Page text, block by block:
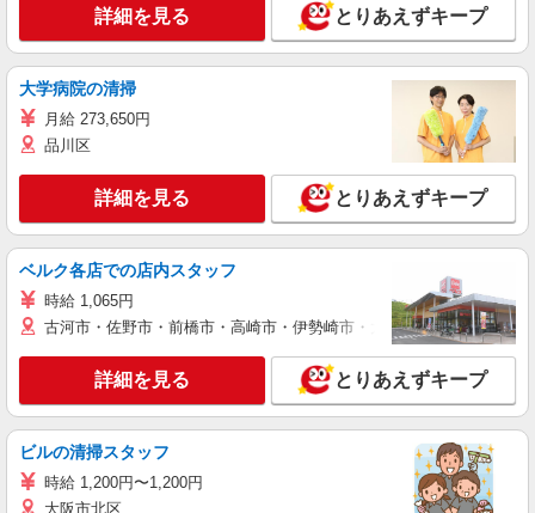
詳細を見る とりあえずキープ
大学病院の清掃
月給 273,650円
品川区
詳細を見る とりあえずキープ
ベルク各店での店内スタッフ
時給 1,065円
古河市・佐野市・前橋市・高崎市・伊勢崎市・太田市・館林市・藤
詳細を見る とりあえずキープ
ビルの清掃スタッフ
時給 1,200円〜1,200円
大阪市北区